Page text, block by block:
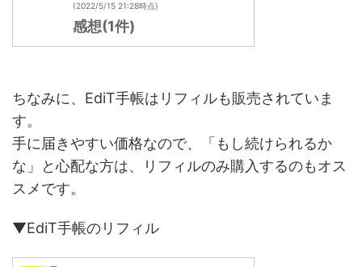
(2022/5/15 21:28時点)
感想(1件)
ちなみに、EdiT手帳はリフィルも販売されていま
す。
手に届きやすい価格なので、「もし続けられるか
な」と心配な方は、リフィルのみ購入するのもオス
スメです。
▼EdiT手帳のリフィル